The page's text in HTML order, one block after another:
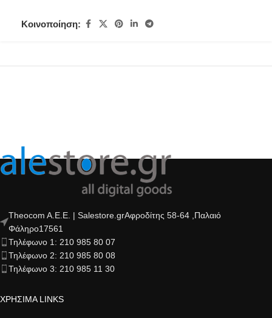
Κοινοποίηση:
Theocom A.E.E. | Salestore.grΑφροδίτης 58-64 ,Παλαιό
Φάληρο17561
Τηλέφωνο 1: 210 985 80 07
Τηλέφωνο 2: 210 985 80 08
Τηλέφωνο 3: 210 985 11 30
ΧΡΗΣΙΜΑ LINKS